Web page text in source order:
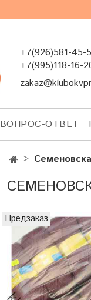
+7(926)581-45-
+7(995)118-16-
ВОПРОС-ОТВЕТ
Предзаказ